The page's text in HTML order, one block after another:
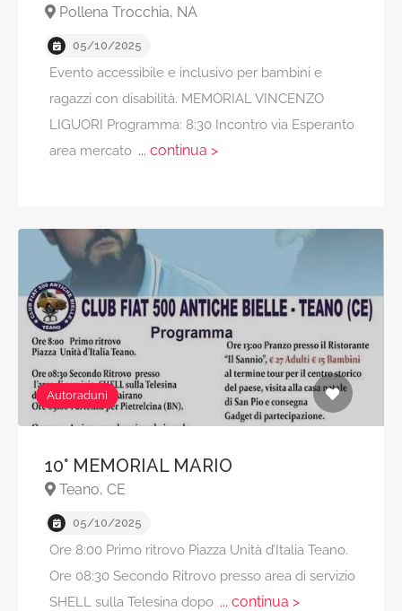
Pollena Trocchia, NA
05/10/2025
Evento accessibile e inclusivo per bambini e
ragazzi con disabilità. MEMORIAL VINCENZO
LIGUORI Programma: 8:30 Incontro via Esperanto
area mercato... continua >
Autoraduni
10° MEMORIAL MARIO
Teano, CE
05/10/2025
Ore 8:00 Primo ritrovo Piazza Unità d’Italia Teano.
Ore 08:30 Secondo Ritrovo presso area di servizio
SHELL sulla Telesina dopo... continua >